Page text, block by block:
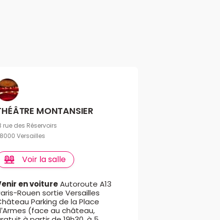
MONTANSIER
rue des Réservoirs
Versailles
Voir la salle
en voitureAutoroute A13
Rouen sortie Versailles
Parking de la Place
(face au château,